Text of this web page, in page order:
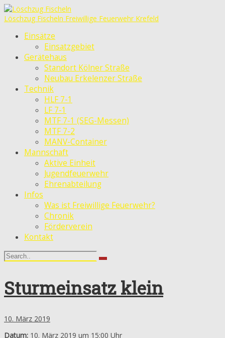
Löschzug Fischeln Freiwillige Feuerwehr Krefeld
Einsätze
Einsatzgebiet
Gerätehaus
Standort Kölner Straße
Neubau Erkelenzer Straße
Technik
HLF 7-1
LF 7-1
MTF 7-1 (SEG-Messen)
MTF 7-2
MANV-Container
Mannschaft
Aktive Einheit
Jugendfeuerwehr
Ehrenabteilung
Infos
Was ist Freiwillige Feuerwehr?
Chronik
Förderverein
Kontakt
Sturmeinsatz klein
10. März 2019
Datum: 10. März 2019 um 15:00 Uhr